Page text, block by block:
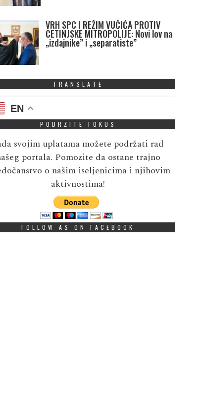
VRH SPC I REŽIM VUČIĆA PROTIV
CETINJSKE MITROPOLIJE: Novi lov na
„izdajnike” i „separatiste”
TRANSLATE
EN
PODRZITE FOKUS
svojim uplatama možete podržati rad
portala. Pomozite da ostane trajno
o našim iseljenicima i njihovim
aktivnostima!
FOLLOW AS ON FACEBOOK